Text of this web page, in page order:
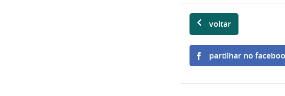
voltar
partilhar no